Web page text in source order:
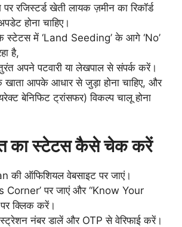
रजिस्टर्ड खेती लायक ज़मीन का रिकॉर्ड
होना चाहिए।
में ‘Land Seeding’ के आगे ‘No’
है,
अपने पटवारी या लेखपाल से संपर्क करें।
आपके आधार से जुड़ा होना चाहिए, और
बेनिफिट ट्रांसफर) विकल्प चालू होना
का स्टेटस कैसे चेक करें
की ऑफिशियल वेबसाइट पर जाएं।
Corner’ पर जाएं और “Know Your
क्लिक करें।
नंबर डालें और OTP से वेरिफाई करें।